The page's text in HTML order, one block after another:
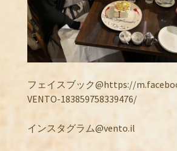
フェイスブック@https://
VENTO-183859758339476/
インスタグラム@vento.il